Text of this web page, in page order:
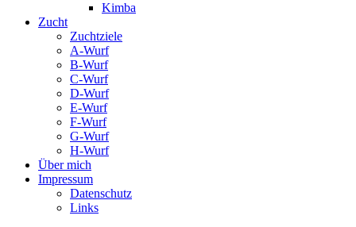
Kimba
Zucht
Zuchtziele
A-Wurf
B-Wurf
C-Wurf
D-Wurf
E-Wurf
F-Wurf
G-Wurf
H-Wurf
Über mich
Impressum
Datenschutz
Links